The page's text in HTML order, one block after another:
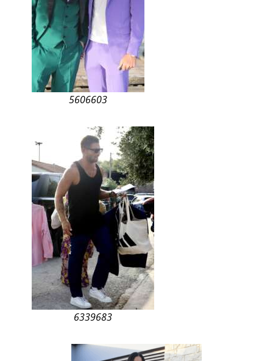
5606603
6339683